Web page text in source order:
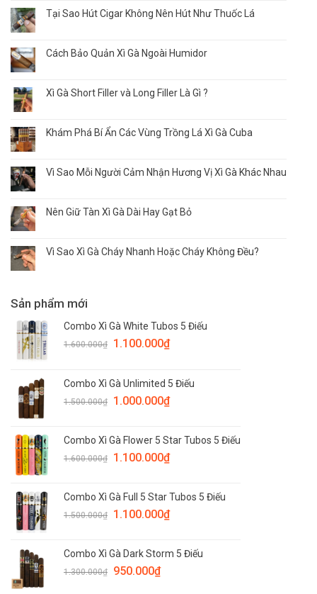
Tại Sao Hút Cigar Không Nên Hút Như Thuốc Lá
Cách Bảo Quản Xì Gà Ngoài Humidor
Xì Gà Short Filler và Long Filler Là Gì ?
Khám Phá Bí Ẩn Các Vùng Trồng Lá Xì Gà Cuba
Vì Sao Mỗi Người Cảm Nhận Hương Vị Xì Gà Khác Nhau
Nên Giữ Tàn Xì Gà Dài Hay Gạt Bỏ
Vì Sao Xì Gà Cháy Nhanh Hoặc Cháy Không Đều?
Sản phẩm mới
Combo Xì Gà White Tubos 5 Điếu
1.600.000₫ 1.100.000₫
Combo Xì Gà Unlimited 5 Điếu
1.500.000₫ 1.000.000₫
Combo Xì Gà Flower 5 Star Tubos 5 Điếu
1.600.000₫ 1.100.000₫
Combo Xì Gà Full 5 Star Tubos 5 Điếu
1.500.000₫ 1.100.000₫
Combo Xì Gà Dark Storm 5 Điếu
1.300.000₫ 950.000₫